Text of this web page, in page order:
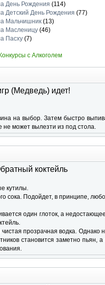
День Рождения (114)
Детский День Рождения (77)
Мальчишник (13)
Масленицу(46)
Пасху(7)
Конкурсы с Алкоголем
(Медведь) идет!
на выбор. Затем быстро
не может вылезти из под стола.
коктейль
кутилы.
сока. Подойдет, в принципе,
один глоток, а
прозрачная водка. Однако
становится заметно пьян,